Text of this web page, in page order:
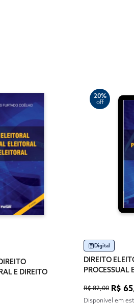
E DIREITO
20%
off
Digital
DIREITO
PROCESSUAL
R$ 82,00 R$
Disponível em